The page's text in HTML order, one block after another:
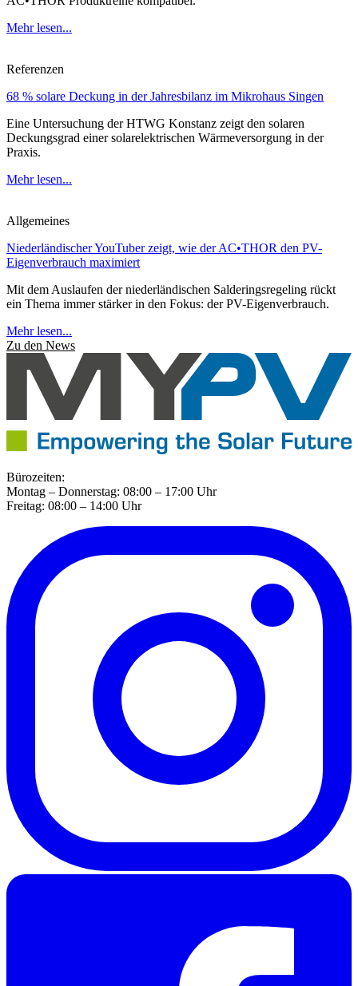
Mehr lesen...
Referenzen
68 % solare Deckung in der Jahresbilanz im Mikrohaus Singen
Eine Untersuchung der HTWG Konstanz zeigt den solaren
Deckungsgrad einer solarelektrischen Wärmeversorgung in der
Praxis.
Mehr lesen...
Allgemeines
Niederländischer YouTuber zeigt, wie der AC•THOR den PV-
Eigenverbrauch maximiert
Mit dem Auslaufen der niederländischen Salderingsregeling rückt
ein Thema immer stärker in den Fokus: der PV-Eigenverbrauch.
Mehr lesen...
Zu den News
Bürozeiten:
Montag – Donnerstag: 08:00 – 17:00 Uhr
Freitag: 08:00 – 14:00 Uhr